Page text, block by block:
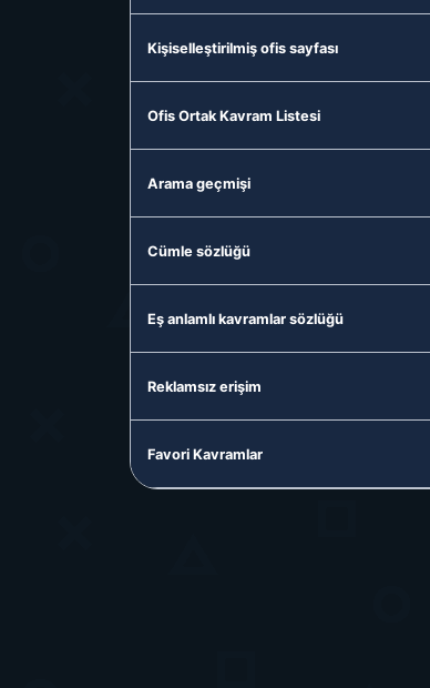
Kişiselleştirilmiş ofis sayfası
Ofis Ortak Kavram Listesi
Arama geçmişi
Cümle sözlüğü
Eş anlamlı kavramlar sözlüğü
Reklamsız erişim
Favori Kavramlar